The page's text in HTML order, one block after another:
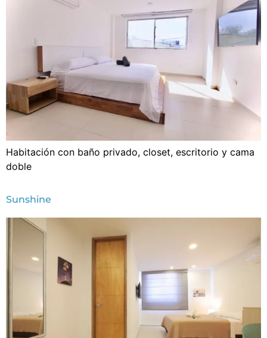
Habitación con baño privado, closet, escritorio y cama
doble
Sunshine